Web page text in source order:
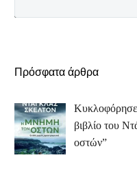
Πρόσφατα άρθρα
Κυκλοφόρησε
βιβλίο του
οστών”